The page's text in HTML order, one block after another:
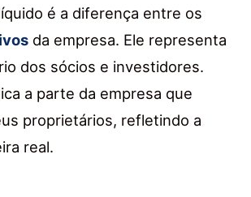
é a diferença entre os
da empresa. Ele representa
dos sócios e investidores.
a parte da empresa que
proprietários, refletindo a
real.